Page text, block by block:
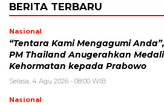
BERITA TERBARU
Nasional
“Tentara Kami Mengagumi Anda”,
PM Thailand Anugerahkan Medali
Kehormatan kepada Prabowo
Selasa, 4 Agu 2026 - 08:00 WIB
Nasional